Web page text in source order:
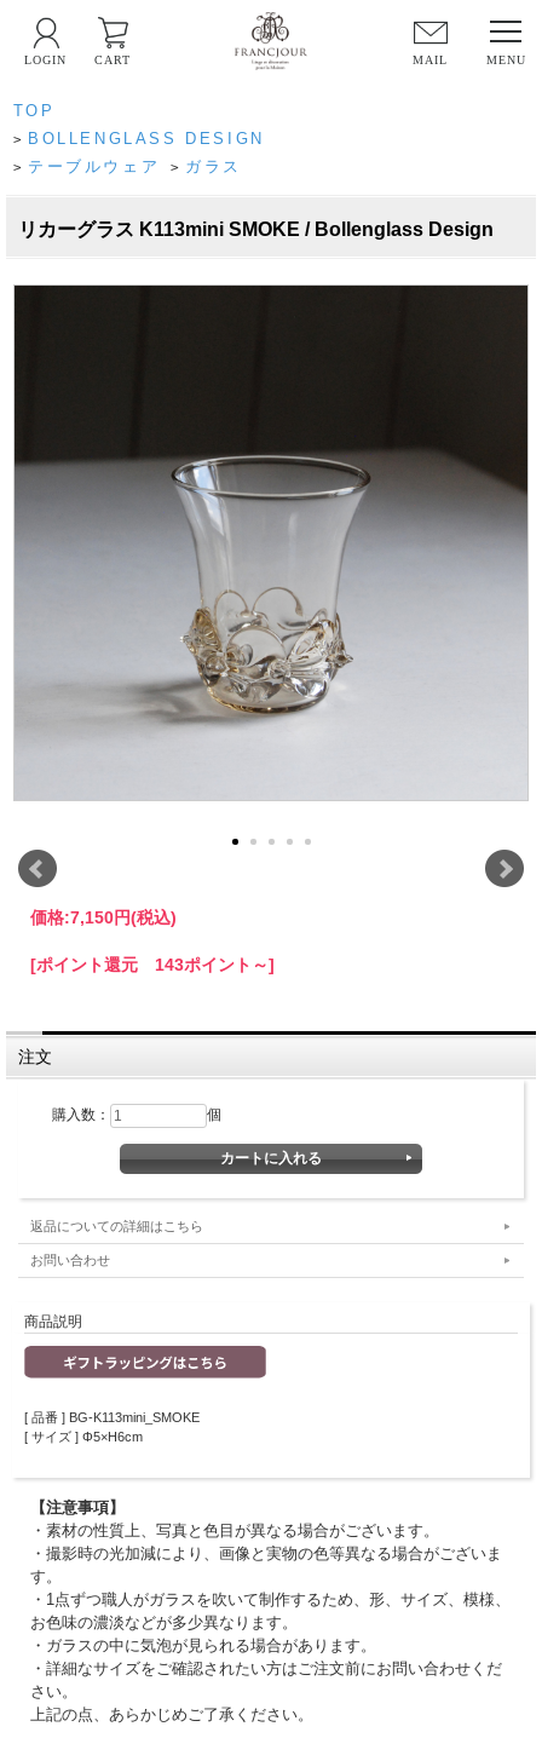
MAIL
LOGIN CART
TOP
> BOLLENGLASS DESIGN
> テーブルウェア > ガラス
リカーグラス K113mini SMOKE / Bollenglass Design
価格:7,150円(税込)
[ポイント還元 143ポイント～]
注文
購入数： 個
返品についての詳細はこちら
お問い合わせ
商品説明
[ 品番 ] BG-K113mini_SMOKE
[ サイズ ] Φ5×H6cm
【注意事項】
・素材の性質上、写真と色目が異なる場合がございます。
・撮影時の光加減により、画像と実物の色等異なる場合がございま
す。
・1点ずつ職人がガラスを吹いて制作するため、形、サイズ、模様、
お色味の濃淡などが多少異なります。
・ガラスの中に気泡が見られる場合があります。
・詳細なサイズをご確認されたい方はご注文前にお問い合わせくだ
さい。
上記の点、あらかじめご了承ください。